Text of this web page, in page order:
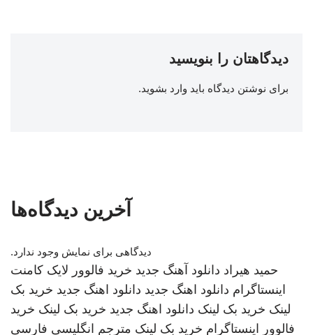
دیدگاهتان را بنویسید
برای نوشتن دیدگاه باید وارد بشوید.
آخرین دیدگاه‌ها
دیدگاهی برای نمایش وجود ندارد.
حمید هیراد دانلود آهنگ جدید خرید فالوور لایک کامنت
اینستاگرام دانلود اهنگ جدید دانلود اهنگ جدید خرید بک
لینک خرید بک لینک دانلود اهنگ جدید خرید بک لینک خرید
فالوور اینستاگرام خرید بک لینک مترجم انگلیسی فارسی